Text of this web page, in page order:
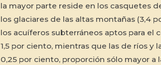
la mayor parte reside en los casquetes
los glaciares de las altas montañas (3,4
los acuíferos subterráneos aptos para el
1,5 por ciento, mientras que las de ríos y
0,25 por ciento, proporción sólo mayor a